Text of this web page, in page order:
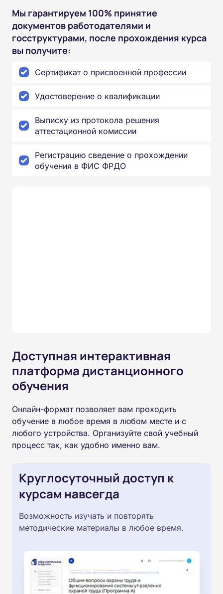
Мы гарантируем 100% принятие
документов работодателями и
госструктурами, после прохождения курса
вы получите:
Сертификат о присвоенной профессии
Удостоверение о квалификации
Выписку из протокола решения
аттестационной комиссии
Регистрацию сведение о прохождении
обучения в ФИС ФРДО
Доступная интерактивная
платформа дистанционного
обучения
Онлайн-формат позволяет вам проходить
обучение в любое время в любом месте и с
любого устройства. Организуйте свой учебный
процесс так, как удобно именно вам.
Круглосуточный доступ к
курсам навсегда
Возможность изучать и повторять
методические материалы в любое время.